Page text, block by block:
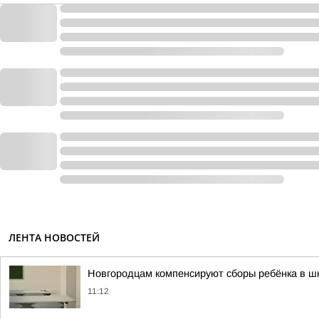
ЛЕНТА НОВОСТЕЙ
Новгородцам компенсируют сборы ребёнка в
11:12